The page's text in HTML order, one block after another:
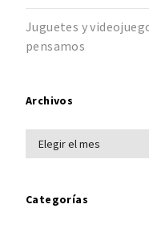
Juguetes y
pensamos
Archivos
Categorías